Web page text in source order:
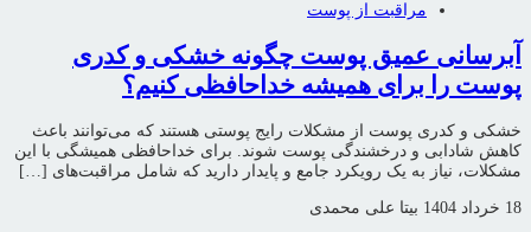
مراقبت از پوست
آبرسانی عمیق پوست چگونه خشکی و کدری
پوست را برای همیشه خداحافظی کنیم؟
خشکی و کدری پوست از مشکلات رایج پوستی هستند که می‌توانند باعث
کاهش شادابی و درخشندگی پوست شوند. برای خداحافظی همیشگی با این
مشکلات، نیاز به یک رویکرد جامع و پایدار دارید که شامل مراقبت‌های […]
18 خرداد 1404 بیتا علی محمدی